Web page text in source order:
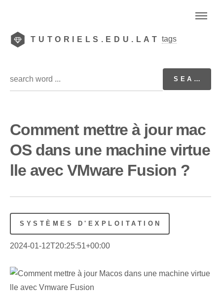
TUTORIELS.EDU.LAT tags
Comment mettre à jour mac
OS dans une machine virtue
lle avec VMware Fusion ?
SYSTÈMES D'EXPLOITATION
2024-01-12T20:25:51+00:00